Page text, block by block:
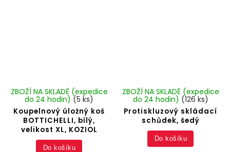
Koupelnový úložný koš
BOTTICHELLI, bílý,
velikost XL, KOZIOL
ZBOŽÍ NA SKLADĚ (expedice
do 24 hodin) (5 ks)
Do košíku
Protiskluzový skládací
schůdek, šedý
ZBOŽÍ NA SKLADĚ (expedice
do 24 hodin) (126 ks)
Do košíku